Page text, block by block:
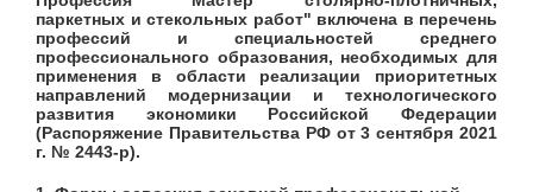
паркетных и стекольных работ" включена в перечень
профессий и специальностей среднего
профессионального образования, необходимых для
применения в области реализации приоритетных
направлений модернизации и технологического
развития экономики Российской Федерации
(Распоряжение Правительства РФ от 3 сентября 2021
г. № 2443-р).